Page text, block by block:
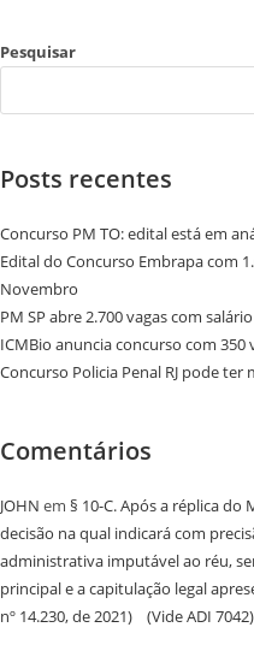
Pesquisar
Posts recentes
Concurso PM TO: edital está em
Edital do Concurso Embrapa com
Novembro
PM SP abre 2.700 vagas com
ICMBio anuncia concurso com 350
Concurso Policia Penal RJ pode ter
Comentários
JOHN em § 10-C. Após a réplica
decisão na qual indicará com
administrativa imputável ao réu,
principal e a capitulação legal
nº 14.230, de 2021) (Vide ADI